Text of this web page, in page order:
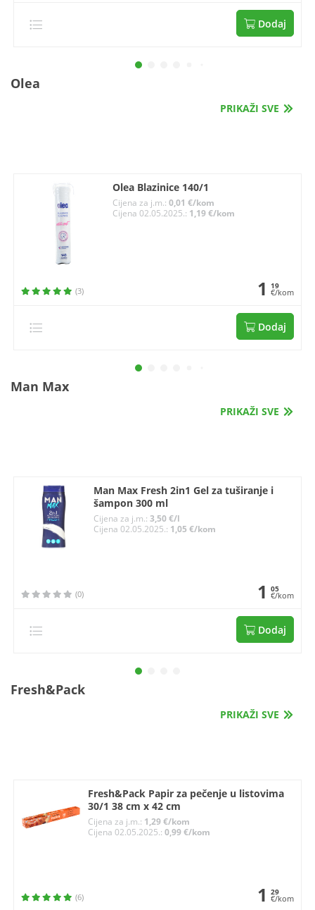
Dodaj
Olea
PRIKAŽI SVE
Olea Blazinice 140/1
Cijena za j.m.:0,01 €/kom
Cijena 02.05.2025.: 1,19 €/kom
(3) 1 19
€/kom
Dodaj
Man Max
PRIKAŽI SVE
Man Max Fresh 2in1 Gel za tuširanje i
šampon 300 ml
Cijena za j.m.:3,50 €/l
Cijena 02.05.2025.: 1,05 €/kom
(0) 1 05
€/kom
Dodaj
Fresh&Pack
PRIKAŽI SVE
Fresh&Pack Papir za pečenje u listovima
30/1 38 cm x 42 cm
Cijena za j.m.: 1,29 €/kom
Cijena 02.05.2025.: 0,99 €/kom
(6) 1 29
€/kom